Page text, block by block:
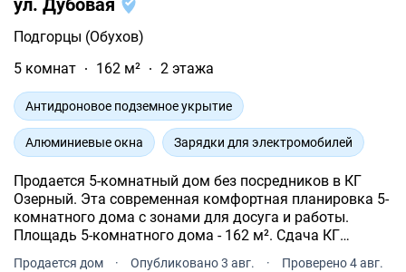
ул. Дубовая
Подгорцы (Обухов)
5 комнат
162 м² 2 этажа
Антидроновое подземное укрытие
Алюминиевые окна Зарядки для электромобилей
Продается 5-комнатный дом без посредников в КГ
Озерный. Эта современная комфортная планировка 5-
комнатного дома с зонами для досуга и работы.
Площадь 5-комнатного дома - 162 м². Сдача КГ
Озерный заявлена в 4 квартале 2026 года.
Продается дом · Опубликовано 3 авг. · Проверено 4 авг.